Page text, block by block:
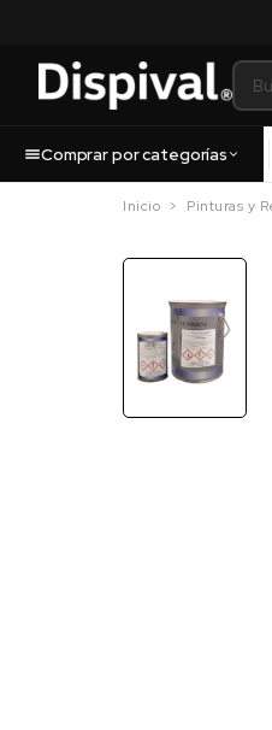
Comprar por categorías
Inicio Pinturas y